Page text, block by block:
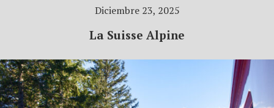
Diciembre 23, 2025
La Suisse Alpine